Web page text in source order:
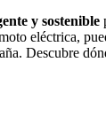
y sostenible
eléctrica,
Descubre